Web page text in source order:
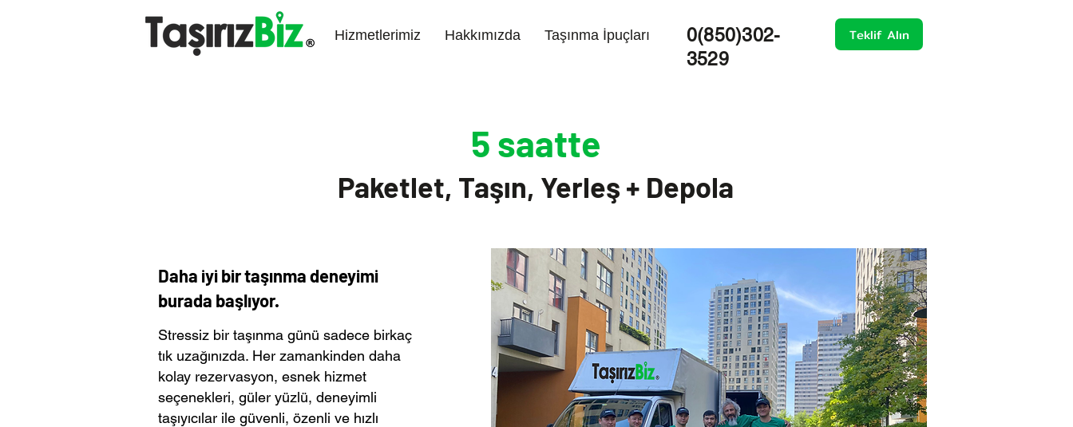
Hizmetlerimiz Hakkımızda Taşınma İpuçları
0(850)302-
3529
Teklif Alın
5 saatte
Paketlet, Taşın, Yerleş + Depola
Daha iyi bir taşınma deneyimi
burada başlıyor.
Stressiz bir taşınma günü sadece birkaç
tık uzağınızda. Her zamankinden daha
kolay rezervasyon, esnek hizmet
seçenekleri, güler yüzlü, deneyimli
taşıyıcılar ile güvenli, özenli ve hızlı